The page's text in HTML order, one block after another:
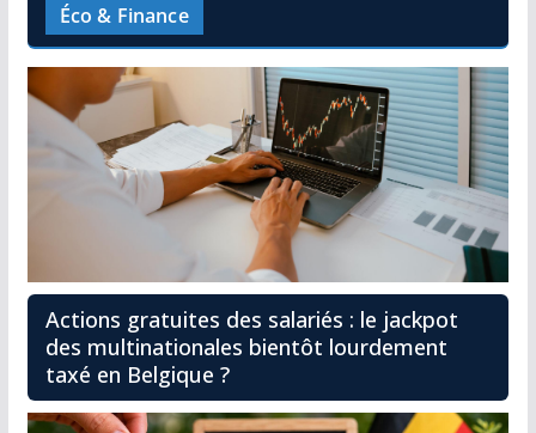
Éco & Finance
Actions gratuites des salariés : le jackpot
des multinationales bientôt lourdement
taxé en Belgique ?